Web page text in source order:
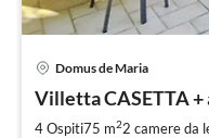
Domus de Maria
Villetta CASETTA +
4 Ospiti75 m22 camere da